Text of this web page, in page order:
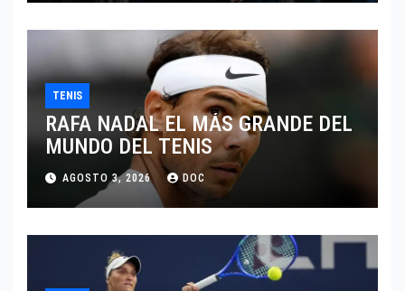
TENIS
RAFA NADAL EL MÁS GRANDE DEL
MUNDO DEL TENIS
AGOSTO 3, 2026 DOC